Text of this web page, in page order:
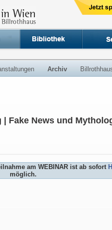
Archiv
Fake News und
am WEBINAR ist ab sofort
möglich.